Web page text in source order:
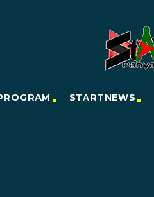
STARTNEWS